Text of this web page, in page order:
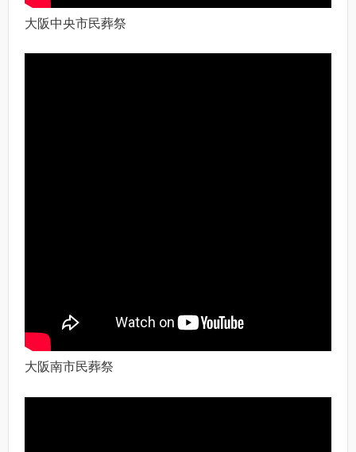
大阪中央市民葬祭
大阪南市民葬祭